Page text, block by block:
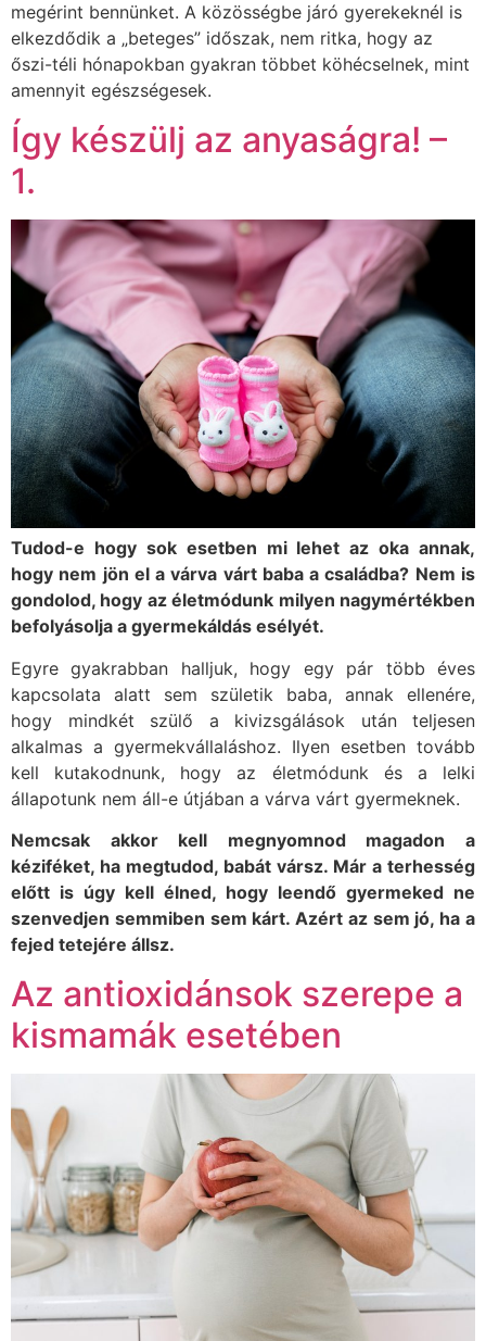
megérint bennünket. A közösségbe járó gyerekeknél is
elkezdődik a „beteges” időszak, nem ritka, hogy az
őszi-téli hónapokban gyakran többet köhécselnek, mint
amennyit egészségesek.
Így készülj az anyaságra! –
1.
Tudod-e hogy sok esetben mi lehet az oka annak,
hogy nem jön el a várva várt baba a családba? Nem is
gondolod, hogy az életmódunk milyen nagymértékben
befolyásolja a gyermekáldás esélyét.
Egyre gyakrabban halljuk, hogy egy pár több éves
kapcsolata alatt sem születik baba, annak ellenére,
hogy mindkét szülő a kivizsgálások után teljesen
alkalmas a gyermekvállaláshoz. Ilyen esetben tovább
kell kutakodnunk, hogy az életmódunk és a lelki
állapotunk nem áll-e útjában a várva várt gyermeknek.
Nemcsak akkor kell megnyomnod magadon a
kéziféket, ha megtudod, babát vársz. Már a terhesség
előtt is úgy kell élned, hogy leendő gyermeked ne
szenvedjen semmiben sem kárt. Azért az sem jó, ha a
fejed tetejére állsz.
Az antioxidánsok szerepe a
kismamák esetében